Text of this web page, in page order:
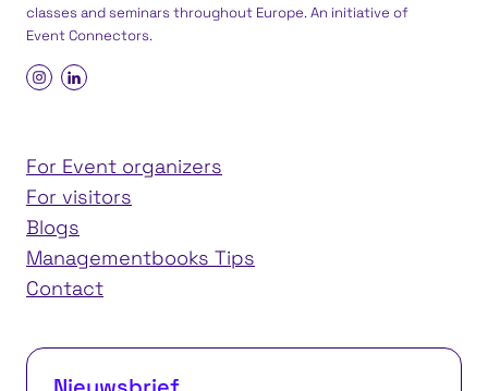
classes and seminars throughout Europe. An initiative of
Event Connectors.
For Event organizers
For visitors
Blogs
Managementbooks Tips
Contact